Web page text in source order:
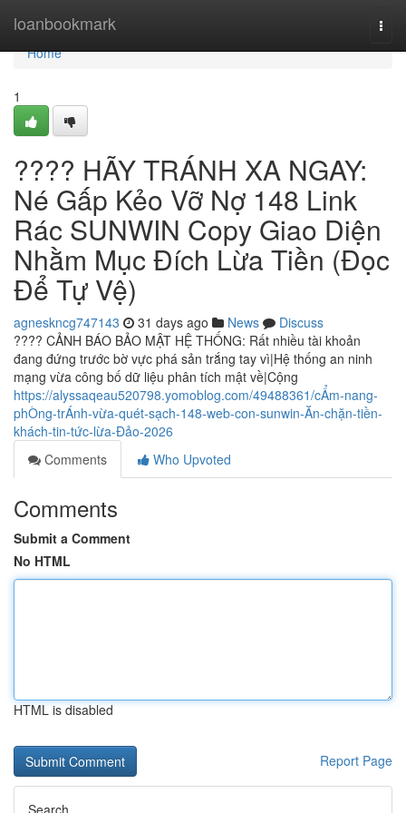
loanbookmark
Home
Home
1
???? HÃY TRÁNH XA NGAY:
Né Gấp Kẻo Vỡ Nợ 148 Link
Rác SUNWIN Copy Giao Diện
Nhằm Mục Đích Lừa Tiền (Đọc
Để Tự Vệ)
agneskncg747143 31 days ago News
Discuss
???? CẢNH BÁO BẢO MẬT HỆ THỐNG: Rất nhiều tài khoản
đang đứng trước bờ vực phá sản trắng tay vì|Hệ thống an ninh
mạng vừa công bố dữ liệu phân tích mật về|Cộng
https://alyssaqeau520798.yomoblog.com/49488361/cẨm-nang-
phÒng-trÁnh-vừa-quét-sạch-148-web-con-sunwin-Ăn-chặn-tiền-
khách-tin-tức-lừa-Đảo-2026
Comments
Who Upvoted
Comments
Submit a Comment
No HTML
HTML is disabled
Report Page
Search